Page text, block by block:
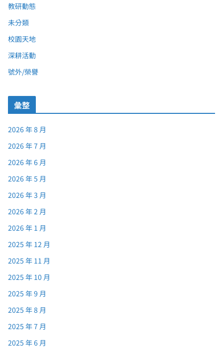
教研動態
未分類
校園天地
深耕活動
號外/榮譽
彙整
2026 年 8 月
2026 年 7 月
2026 年 6 月
2026 年 5 月
2026 年 3 月
2026 年 2 月
2026 年 1 月
2025 年 12 月
2025 年 11 月
2025 年 10 月
2025 年 9 月
2025 年 8 月
2025 年 7 月
2025 年 6 月